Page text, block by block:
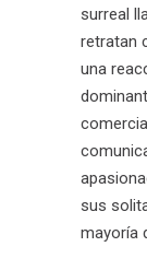
surreal
retratan
una
sus
mayoría